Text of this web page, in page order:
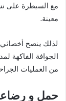
مع السيطرة على
معينة.
لذلك ينصح
الجوافة الفاكهة
من العمليات
حمل و